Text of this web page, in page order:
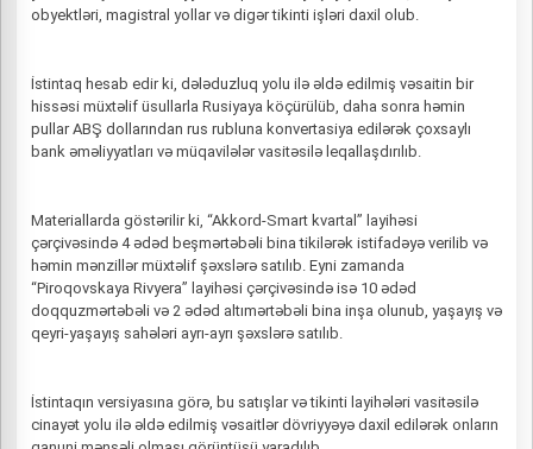
obyektləri, magistral yollar və digər tikinti işləri daxil olub.
İstintaq hesab edir ki, dələduzluq yolu ilə əldə edilmiş vəsaitin bir
hissəsi müxtəlif üsullarla Rusiyaya köçürülüb, daha sonra həmin
pullar ABŞ dollarından rus rubluna konvertasiya edilərək çoxsaylı
bank əməliyyatları və müqavilələr vasitəsilə leqallaşdırılıb.
Materiallarda göstərilir ki, “Akkord-Smart kvartal” layihəsi
çərçivəsində 4 ədəd beşmərtəbəli bina tikilərək istifadəyə verilib və
həmin mənzillər müxtəlif şəxslərə satılıb. Eyni zamanda
“Piroqovskaya Rivyera” layihəsi çərçivəsində isə 10 ədəd
doqquzmərtəbəli və 2 ədəd altımərtəbəli bina inşa olunub, yaşayış və
qeyri-yaşayış sahələri ayrı-ayrı şəxslərə satılıb.
İstintaqın versiyasına görə, bu satışlar və tikinti layihələri vasitəsilə
cinayət yolu ilə əldə edilmiş vəsaitlər dövriyyəyə daxil edilərək onların